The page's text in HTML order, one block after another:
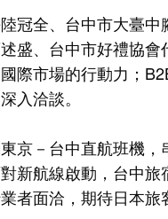
冠全、台中市大臺
盛、台中市好禮協
際市場的行動力；
入洽談。
京－台中直航班機
新航線啟動，台中
者面洽，期待日本